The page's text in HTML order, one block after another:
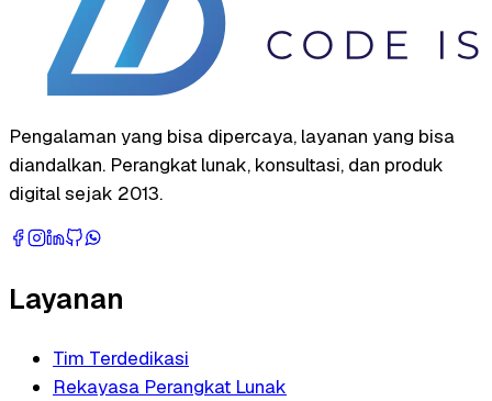
Pengalaman yang bisa dipercaya, layanan yang bisa
diandalkan. Perangkat lunak, konsultasi, dan produk
digital sejak 2013.
Layanan
Tim Terdedikasi
Rekayasa Perangkat Lunak